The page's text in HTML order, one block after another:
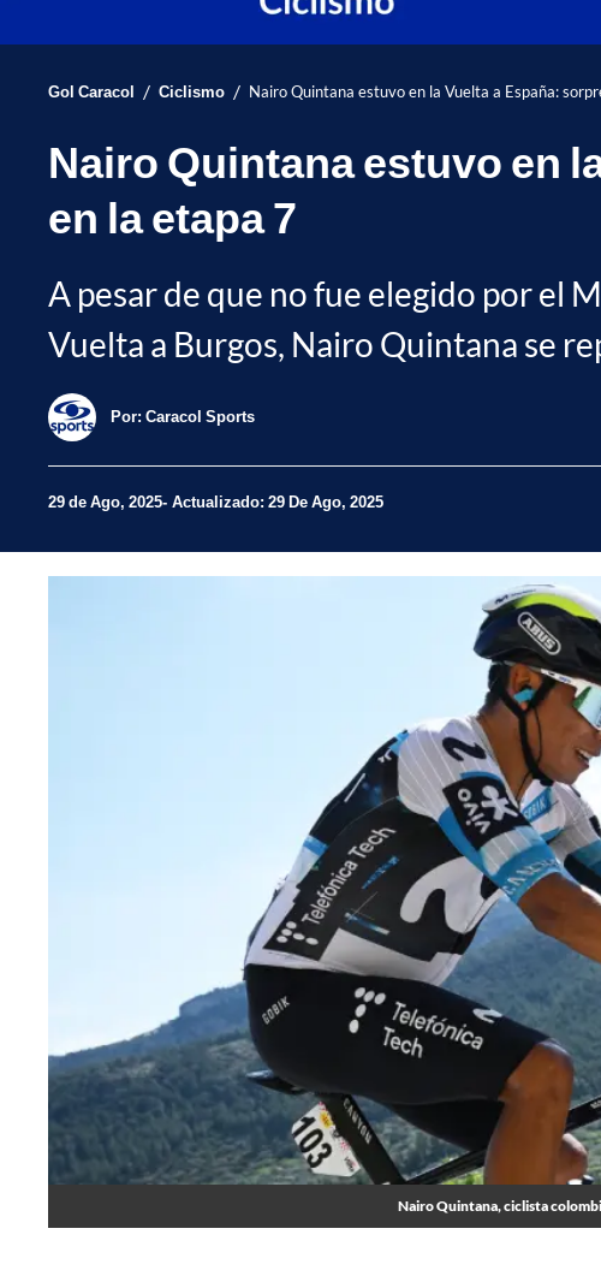
Gol Caracol / Ciclismo / Nairo Quintana estuvo en la Vuelta a España:
Nairo Quintana estuvo en
en la etapa 7
A pesar de que no fue elegido por el
Vuelta a Burgos, Nairo Quintana se
Por: Caracol Sports
29 de Ago, 2025 Actualizado: 29 De Ago, 2025
Nairo Quintana, ciclista